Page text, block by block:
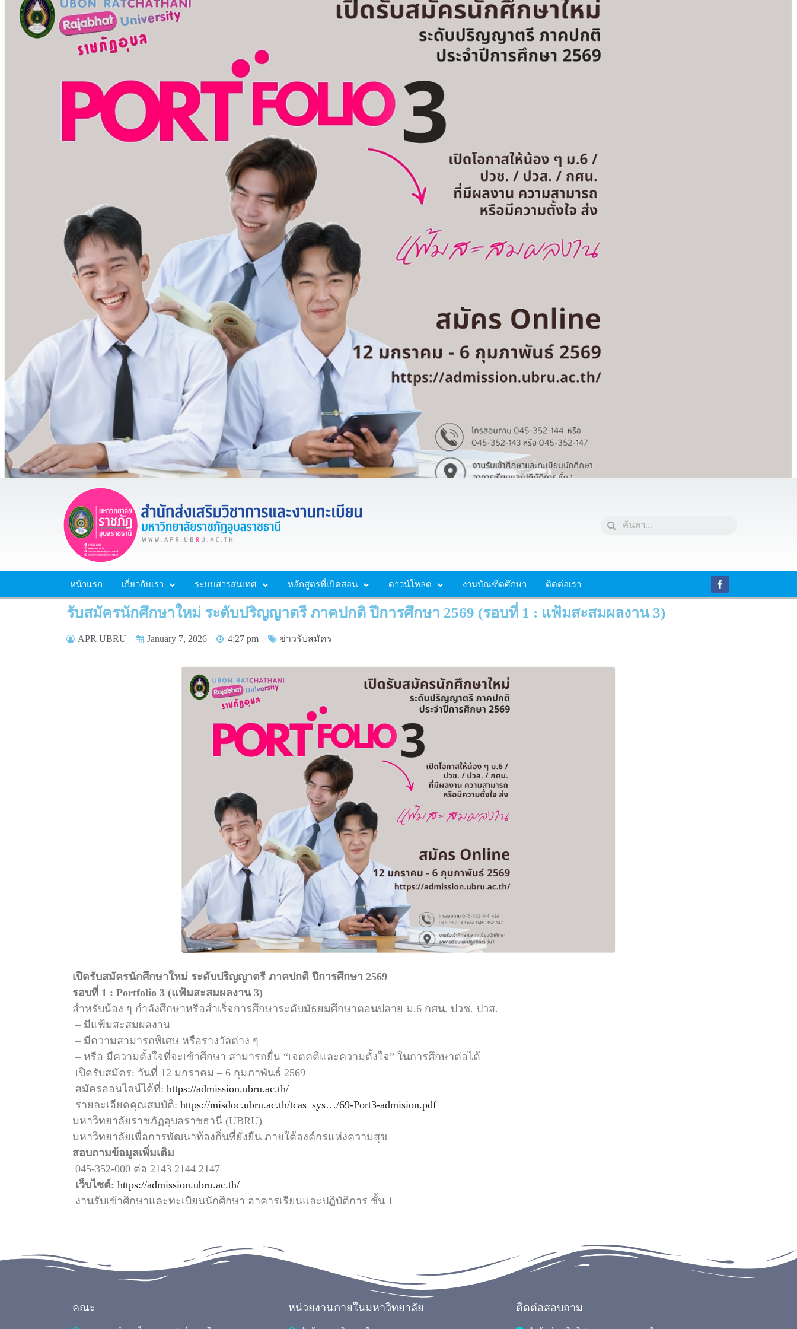
หน้าแรก เกี่ยวกับเรา ระบบสารสนเทศ หลักสูตรที่เปิดสอน ดาวน์โหลด งานบัณฑิตศึกษา ติดต่อเรา
รับสมัครนักศึกษาใหม่ ระดับปริญญาตรี ภาคปกติ ปีการศึกษา 2569 (รอบที่ 1 : แฟ้มสะสมผลงาน 3)
APR UBRU January 7, 2026 4:27 pm ข่าวรับสมัคร
เปิดรับสมัครนักศึกษาใหม่ ระดับปริญญาตรี ภาคปกติ ปีการศึกษา 2569
รอบที่ 1 : Portfolio 3 (แฟ้มสะสมผลงาน 3)
สำหรับน้อง ๆ กำลังศึกษาหรือสำเร็จการศึกษาระดับมัธยมศึกษาตอนปลาย ม.6 กศน. ปวช. ปวส.
– มีแฟ้มสะสมผลงาน
– มีความสามารถพิเศษ หรือรางวัลต่าง ๆ
– หรือ มีความตั้งใจที่จะเข้าศึกษา สามารถยื่น “เจตคติและความตั้งใจ” ในการศึกษาต่อได้
เปิดรับสมัคร: วันที่ 12 มกราคม – 6 กุมภาพันธ์ 2569
สมัครออนไลน์ได้ที่: https://admission.ubru.ac.th/
รายละเอียดคุณสมบัติ: https://misdoc.ubru.ac.th/tcas_sys…/69-Port3-admision.pdf
มหาวิทยาลัยราชภัฏอุบลราชธานี (UBRU)
มหาวิทยาลัยเพื่อการพัฒนาท้องถิ่นที่ยั่งยืน ภายใต้องค์กรแห่งความสุข
สอบถามข้อมูลเพิ่มเติม
045-352-000 ต่อ 2143 2144 2147
เว็บไซต์: https://admission.ubru.ac.th/
งานรับเข้าศึกษาและทะเบียนนักศึกษา อาคารเรียนและปฏิบัติการ ชั้น 1
คณะ หน่วยงานภายในมหาวิทยาลัย ติดต่อสอบถาม